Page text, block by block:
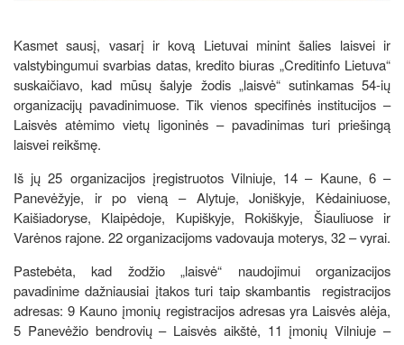
Kasmet sausį, vasarį ir kovą Lietuvai minint šalies laisvei ir
valstybingumui svarbias datas, kredito biuras „Creditinfo Lietuva“
suskaičiavo, kad mūsų šalyje žodis „laisvė“ sutinkamas 54-ių
organizacijų pavadinimuose. Tik vienos specifinės institucijos –
Laisvės atėmimo vietų ligoninės – pavadinimas turi priešingą
laisvei reikšmę.
Iš jų 25 organizacijos įregistruotos Vilniuje, 14 – Kaune, 6 –
Panevėžyje, ir po vieną – Alytuje, Joniškyje, Kėdainiuose,
Kaišiadoryse, Klaipėdoje, Kupiškyje, Rokiškyje, Šiauliuose ir
Varėnos rajone. 22 organizacijoms vadovauja moterys, 32 – vyrai.
Pastebėta, kad žodžio „laisvė“ naudojimui organizacijos
pavadinime dažniausiai įtakos turi taip skambantis registracijos
adresas: 9 Kauno įmonių registracijos adresas yra Laisvės alėja,
5 Panevėžio bendrovių – Laisvės aikštė, 11 įmonių Vilniuje –